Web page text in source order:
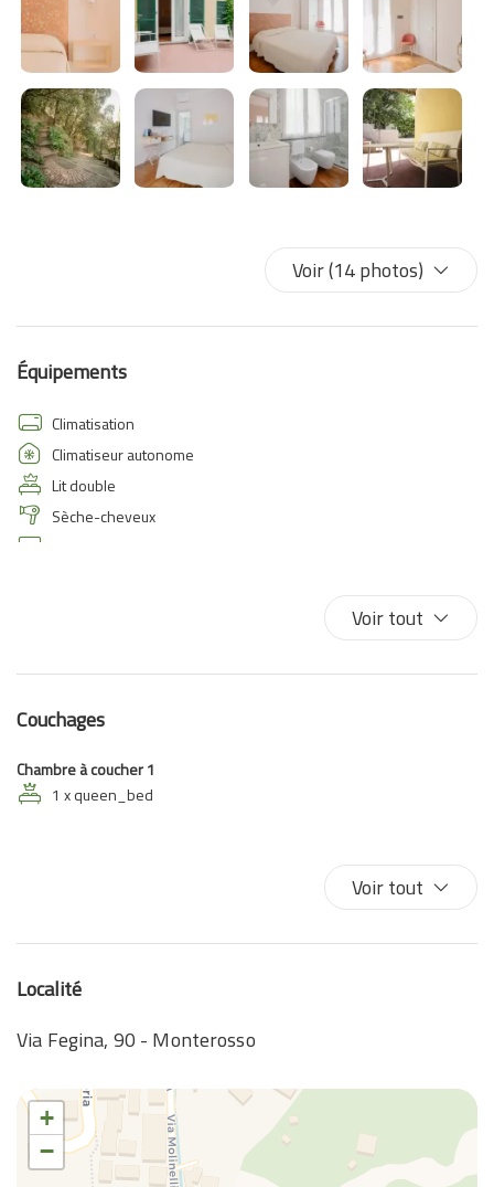
Voir (14 photos)
Équipements
Climatisation
Climatiseur autonome
Lit double
Sèche-cheveux
Voir tout
Couchages
Chambre à coucher 1
1 x queen_bed
Voir tout
Localité
Via Fegina, 90 - Monterosso
+
−